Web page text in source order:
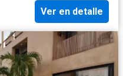
Ver en detalle